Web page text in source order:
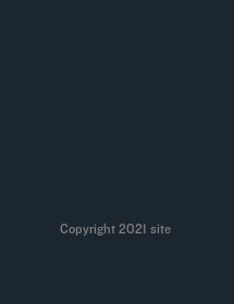
Copyright 2021 site